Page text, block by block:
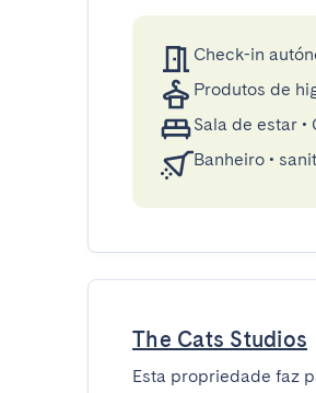
Check-in
Produtos de
Sala de estar •
Banheiro •
The Cats Studios
Esta propriedade faz